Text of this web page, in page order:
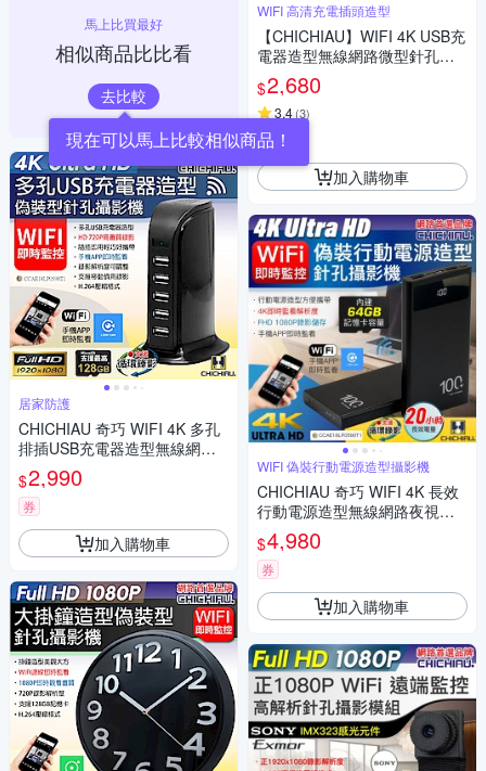
馬上比買最好
相似商品比比看
去比較
現在可以馬上比較相似商品！
居家防護
CHICHIAU 奇巧 WIFI 4K 多孔
排插USB充電器造型無線網路
微型針孔攝影機M10 影音記錄
器
$2,990
券
加入購物車
WIFI 高清充電插頭造型
【CHICHIAU】WIFI 4K USB充
電器造型無線網路微型針孔攝
影機WM1
$2,680
3.4(3)
券
加入購物車
WIFI 偽裝行動電源造型攝影機
CHICHIAU 奇巧 WIFI 4K 長效
行動電源造型無線網路夜視微
型針孔攝影機(64G) S100 影音
記錄器
$4,980
券
加入購物車